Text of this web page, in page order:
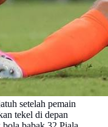
setelah pemain
tekel di depan